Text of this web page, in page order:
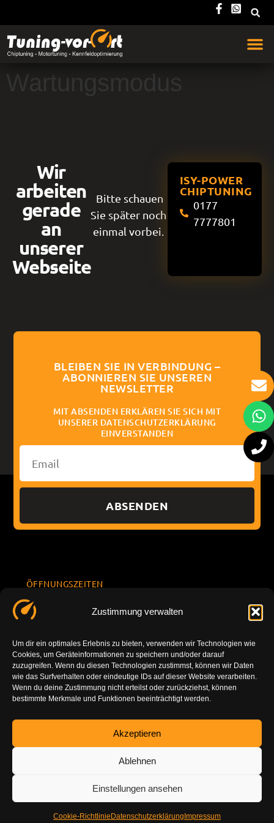
Zustimmung verwalten
Um dir ein optimales Erlebnis zu bieten, verwenden wir Technologien wie
Cookies, um Geräteinformationen zu speichern und/oder darauf
zuzugreifen. Wenn du diesen Technologien zustimmst, können wir Daten
wie das Surfverhalten oder eindeutige IDs auf dieser Website verarbeiten.
Wenn du deine Zustimmung nicht erteilst oder zurückziehst, können
bestimmte Merkmale und Funktionen beeinträchtigt werden.
Akzeptieren
Ablehnen
Einstellungen ansehen
Cookie-Richtlinie Datenschutzerklärung Impressum
Wartungsmodus
Wir
arbeiten
gerade
an
unserer
Webseite
Bitte schauen
Sie später noch
einmal vorbei.
ISY-POWER
CHIPTUNING
0177
7777801
BLEIBEN SIE IN VERBINDUNG –
ABONNIEREN SIE UNSEREN
NEWSLETTER
MIT ABSENDEN ERKLÄREN SIE SICH MIT
UNSERER DATENSCHUTZERKLÄRUNG
EINVERSTANDEN
ABSENDEN
ÖFFNUNGSZEITEN
Sa. 10.00 -
14.00
So.
geschlossen
INFORMATION
7777801
info@tuning-
vor-ort.com
DE-86179
g
Impressu
m